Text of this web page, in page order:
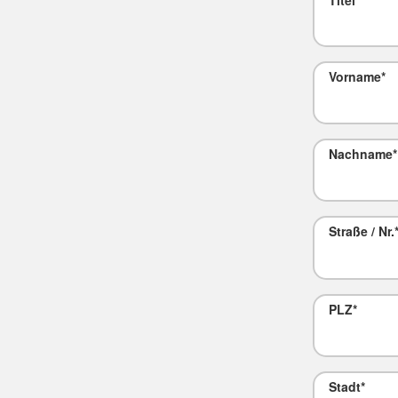
Vorname*
Nachname*
Straße / Nr.
PLZ*
Stadt*